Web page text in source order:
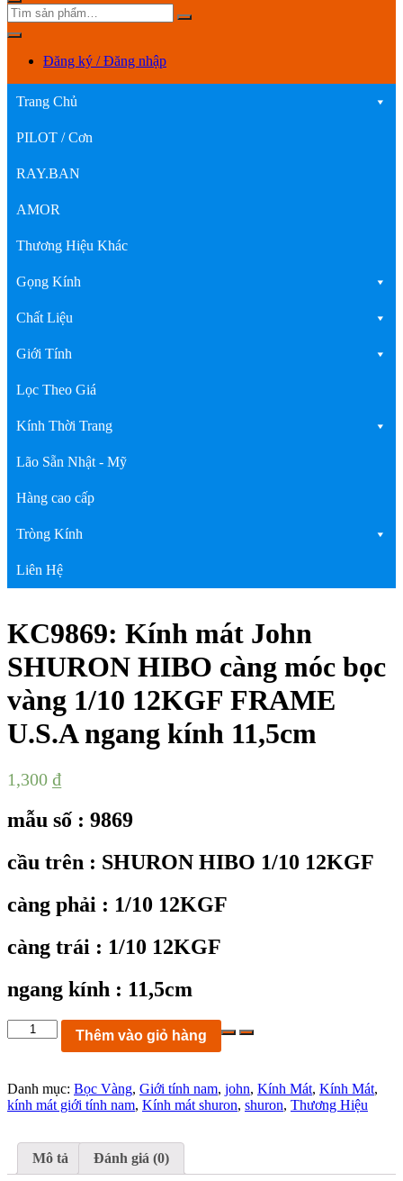
Đăng ký / Đăng nhập
Trang Chủ
PILOT / Cơn
RAY.BAN
AMOR
Thương Hiệu Khác
Gọng Kính
Chất Liệu
Giới Tính
Lọc Theo Giá
Kính Thời Trang
Lão Sẵn Nhật - Mỹ
Hàng cao cấp
Tròng Kính
Liên Hệ
KC9869: Kính mát John
SHURON HIBO càng móc bọc
vàng 1/10 12KGF FRAME
U.S.A ngang kính 11,5cm
1,300 ₫
mẫu số : 9869
cầu trên : SHURON HIBO 1/10 12KGF
càng phải : 1/10 12KGF
càng trái : 1/10 12KGF
ngang kính : 11,5cm
KC9869:
Kính
SHURON
HIBO
móc
vàng
Thêm vào giỏ hàng
Danh mục: Bọc Vàng, Giới tính nam, john, Kính Mát, Kính Mát,
kính mát giới tính nam, Kính mát shuron, shuron, Thương Hiệu
Mô tả Đánh giá (0)